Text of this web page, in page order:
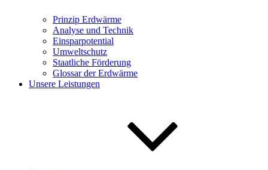
Prinzip Erdwärme
Analyse und Technik
Einsparpotential
Umweltschutz
Staatliche Förderung
Glossar der Erdwärme
Unsere Leistungen